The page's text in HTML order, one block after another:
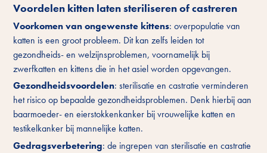
Voordelen kitten laten steriliseren of castreren
Voorkomen van ongewenste kittens: overpopulatie van
katten is een groot probleem. Dit kan zelfs leiden tot
gezondheids- en welzijnsproblemen, voornamelijk bij
zwerfkatten en kittens die in het asiel worden opgevangen.
Gezondheidsvoordelen: sterilisatie en castratie verminderen
het risico op bepaalde gezondheidsproblemen. Denk hierbij aan
baarmoeder- en eierstokkenkanker bij vrouwelijke katten en
testikelkanker bij mannelijke katten.
Gedragsverbetering: de ingrepen van sterilisatie en castratie